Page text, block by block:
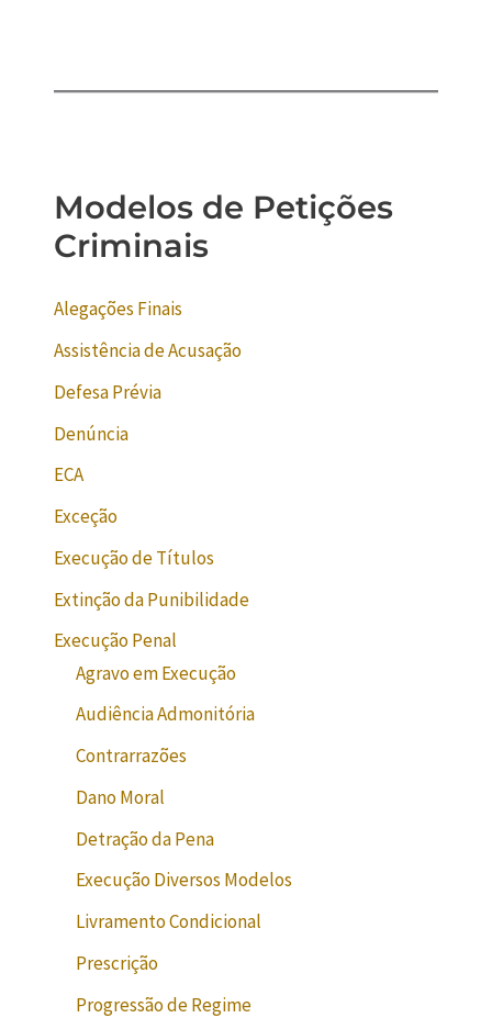
Modelos de Petições
Criminais
Alegações Finais
Assistência de Acusação
Defesa Prévia
Denúncia
ECA
Exceção
Execução de Títulos
Extinção da Punibilidade
Execução Penal
Agravo em Execução
Audiência Admonitória
Contrarrazões
Dano Moral
Detração da Pena
Execução Diversos Modelos
Livramento Condicional
Prescrição
Progressão de Regime